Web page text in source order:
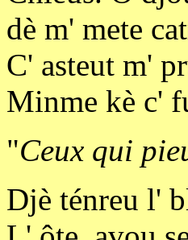
dè m' mete
C' asteut m'
Minme kè c'
"Ceux qui
Djè ténreu l'